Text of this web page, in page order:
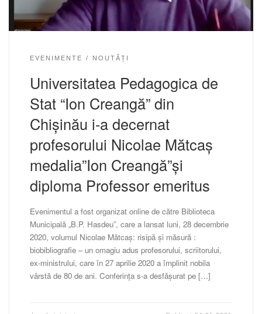
EVENIMENTE NOUTĂȚI
Universitatea Pedagogica de
Stat “Ion Creangă” din
Chișinău i-a decernat
profesorului Nicolae Mătcaș
medalia”Ion Creangă”și
diploma Professor emeritus
Evenimentul a fost organizat online de către Biblioteca
Municipală „B.P. Hasdeu”, care a lansat luni, 28 decembrie
2020, volumul Nicolae Mătcaș: risipă și măsură :
biobibliografie – un omagiu adus profesorului, scriitorului,
ex-ministrului, care în 27 aprilie 2020 a împlinit nobila
vârstă de 80 de ani. Conferința s-a desfășurat pe […]